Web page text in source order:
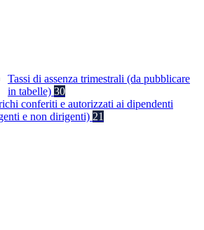
Tassi di assenza trimestrali (da pubblicare
in tabelle) 30
conferiti e autorizzati ai dipendenti
e non dirigenti) 21